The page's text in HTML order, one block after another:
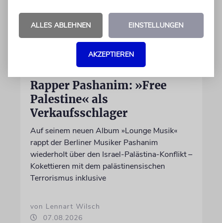
Rapper Pashanim: »Free
Palestine« als
Verkaufsschlager
Auf seinem neuen Album »Lounge Musik«
rappt der Berliner Musiker Pashanim
wiederholt über den Israel-Palästina-Konflikt –
Kokettieren mit dem palästinensischen
Terrorismus inklusive
von Lennart Wilsch
07.08.2026
ALLES ABLEHNEN EINSTELLUNGEN
AKZEPTIEREN